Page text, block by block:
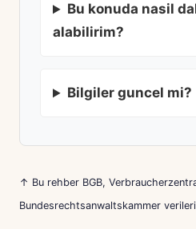
Bu konuda nasil
alabilirim?
Bilgiler guncel mi?
↑ Bu rehber BGB,
Bundesrechtsanwaltskammer verileri